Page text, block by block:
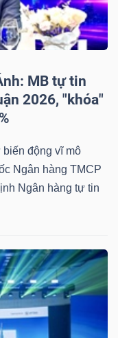
MB tự tin
2026, "khóa"
động vĩ mô
Ngân hàng TMCP
Ngân hàng tự tin